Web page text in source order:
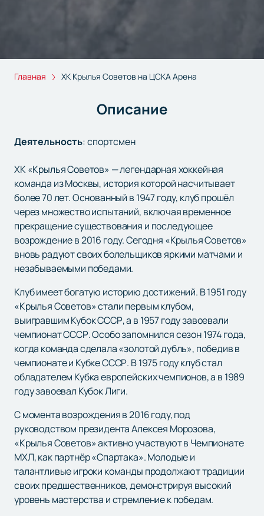
Главная ХК Крылья Советов на ЦСКА Арена
Описание
Деятельность:спортсмен
ХК «Крылья Советов» — легендарная хоккейная
команда из Москвы, история которой насчитывает
более 70 лет. Основанный в 1947 году, клуб прошёл
через множество испытаний, включая временное
прекращение существования и последующее
возрождение в 2016 году. Сегодня «Крылья Советов»
вновь радуют своих болельщиков яркими матчами и
незабываемыми победами.
Клуб имеет богатую историю достижений. В 1951 году
«Крылья Советов» стали первым клубом,
выигравшим Кубок СССР, а в 1957 году завоевали
чемпионат СССР. Особо запомнился сезон 1974 года,
когда команда сделала «золотой дубль», победив в
чемпионате и Кубке СССР. В 1975 году клуб стал
обладателем Кубка европейских чемпионов, а в 1989
году завоевал Кубок Лиги.
С момента возрождения в 2016 году, под
руководством президента Алексея Морозова,
«Крылья Советов» активно участвуют в Чемпионате
МХЛ, как партнёр «Спартака». Молодые и
талантливые игроки команды продолжают традиции
своих предшественников, демонстрируя высокий
уровень мастерства и стремление к победам.